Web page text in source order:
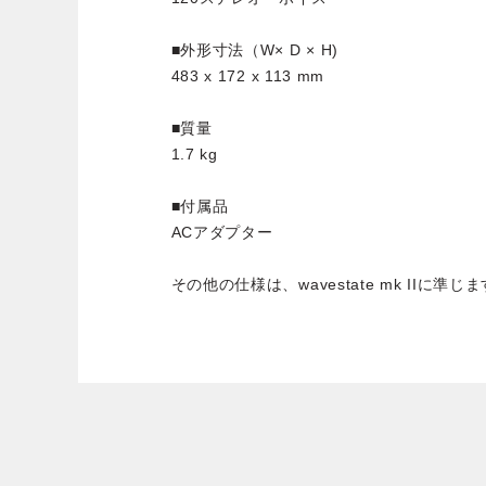
■外形寸法（W× D × H)
483 x 172 x 113 mm
■質量
1.7 kg
■付属品
ACアダプター
その他の仕様は、wavestate mk IIに準じま